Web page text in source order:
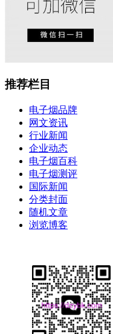
推荐栏目
电子烟品牌
网文资讯
行业新闻
企业动态
电子烟百科
电子烟测评
国际新闻
分类封面
随机文章
浏览博客